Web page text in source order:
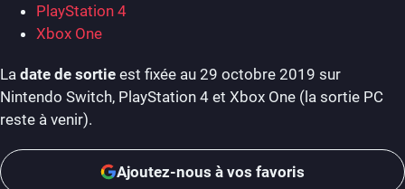
PlayStation 4
Xbox One
La date de sortie est fixée au 29 octobre 2019 sur
Nintendo Switch, PlayStation 4 et Xbox One (la sortie PC
reste à venir).
Ajoutez-nous à vos favoris